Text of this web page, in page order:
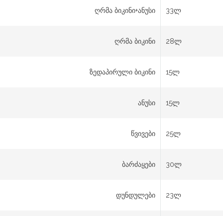
ღრმა ბიკინი+ანუსი 33ლ
ღრმა ბიკინი 28ლ
ზედაპირული ბიკინი 15ლ
ანუსი 15ლ
წვივები 25ლ
ბარძაყები 30ლ
დუნდულები 23ლ